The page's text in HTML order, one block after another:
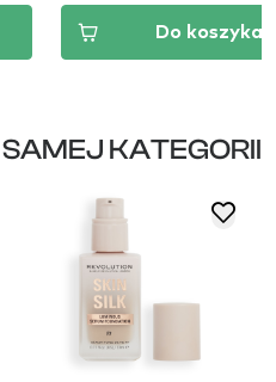
Do koszyka
KATEGORII